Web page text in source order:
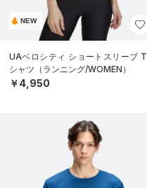
NEW
UAベロシティ ショートスリーブ T
シャツ（ランニング/WOMEN）
￥4,950